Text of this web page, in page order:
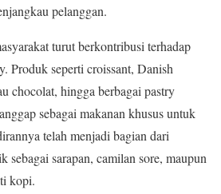
pelanggan.
turut berkontribusi terhadap
Produk seperti croissant, Danish
chocolat, hingga berbagai pastry
sebagai makanan khusus untuk
telah menjadi bagian dari
sebagai sarapan, camilan sore, maupun
kopi.